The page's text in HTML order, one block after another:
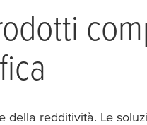
della redditività. Le